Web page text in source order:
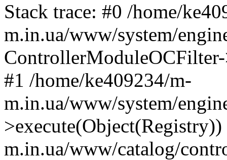
Stack trace: #0 /home/
m.in.ua/www/system/
#1 /home/ke409234/m-
m.in.ua/www/system/
m.in.ua/www/catalog/